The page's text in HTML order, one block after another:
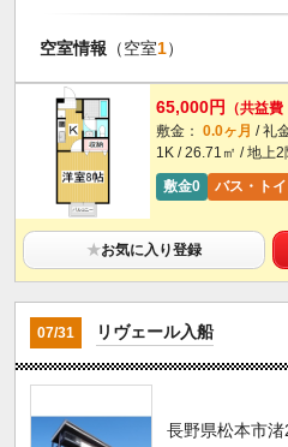
空室情報 （空室1）
65,000円
（共益
敷金： 0.0ヶ月 / 礼
1K / 26.71㎡ / 地上2
敷金0
バス・トイ
★お気に入り登録
07/31 リヴェール入船
長野県松本市渚